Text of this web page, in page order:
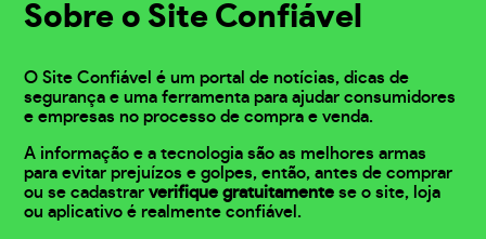
Sobre o Site Confiável
O Site Confiável é um portal de notícias, dicas de
segurança e uma ferramenta para ajudar consumidores
e empresas no processo de compra e venda.
A informação e a tecnologia são as melhores armas
para evitar prejuízos e golpes, então, antes de comprar
ou se cadastrarverifique gratuitamente se o site, loja
ou aplicativo é realmente confiável.